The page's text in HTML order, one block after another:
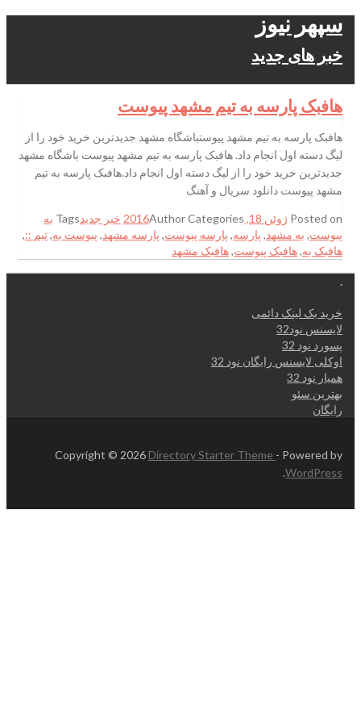
سپهر نیوز
خبر های جدید
هافبک پارسه به تیم مشهد پیوست
هافبک پارسه به تیم مشهد پیوستباشگاه مشهد جدیدترین خرید خود را از
لیگ دسته اول انجام داد. هافبک پارسه به تیم مشهد پیوست باشگاه مشهد
جدیدترین خرید خود را از لیگ دسته اول انجام داد.هافبک پارسه به تیم
مشهد پیوست دانلود سریال و آهنگ
Posted on ژوئن 18, 2016 AuthorCategories خبر جدیدTags به
پیوست, به مشهد, پارسه, پارسه پیوست, پارسه مشهد, پیوست به,تیم ::,
هافبک به,هافبک پیوست,هافبک مشهد
.
خرید بک لینک دائمی
لایسنس نود32
پسورد نود 32
اوکلی لایسنس رایگان نود 32
همیار نود 32
بهترین سئو
رایگان
Copyright © 2026 Directory Starter Theme - Powered by
WordPress
.